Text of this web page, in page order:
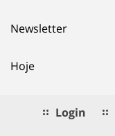
Newsletter
Hoje
Login